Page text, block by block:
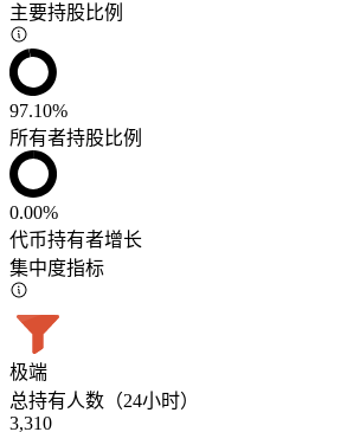
主要持股比例
97.10%
所有者持股比例
0.00%
代币持有者增长
集中度指标
极端
总持有人数（24小时）
3,310